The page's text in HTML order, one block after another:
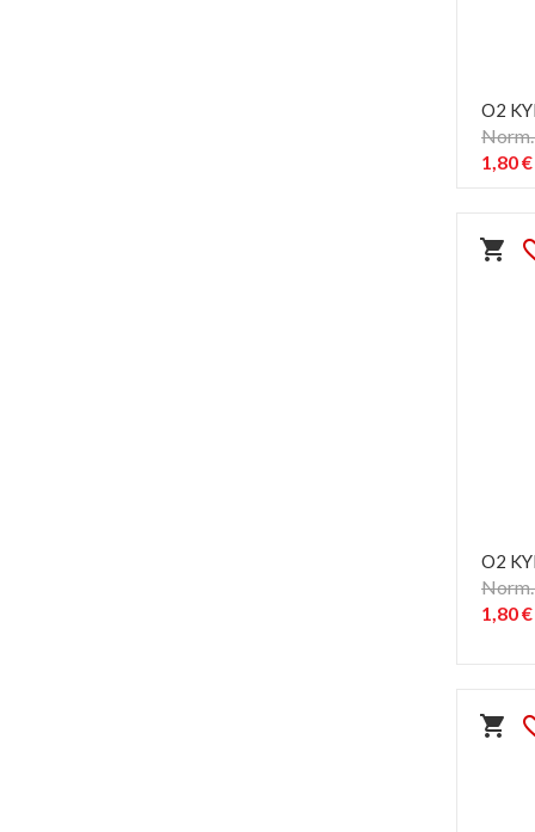
O2
1,80 €
shopping_cart
O2
1,80 €
shopping_cart